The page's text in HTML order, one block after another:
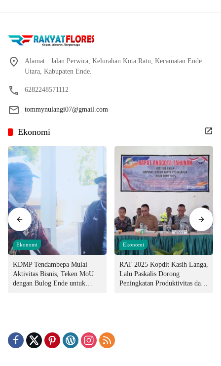
Alamat : Jalan Perwira, Kelurahan Kota Ratu, Kecamatan Ende
Utara, Kabupaten Ende.
6282248571112
tommynulangi07@gmail.com
Ekonomi
Ekonomi
KDMP Tendambepa Mulai
Aktivitas Bisnis, Teken MoU
dengan Bulog Ende untuk
Ekonomi
RAT 2025 Kopdit Kasih Langa,
Lalu Paskalis Dorong
Peningkatan Produktivitas dan